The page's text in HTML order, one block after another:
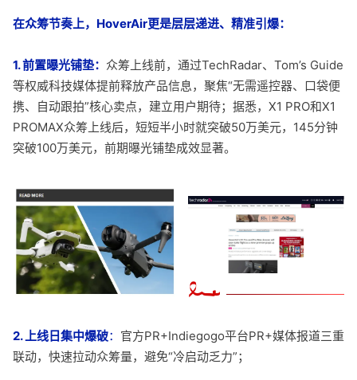
在众筹节奏上，HoverAir更是层层递进、精准引爆：
1. 前置曝光铺垫： 众筹上线前，通过TechRadar、Tom’s Guide
等权威科技媒体提前释放产品信息，聚焦“无需遥控器、口袋便
携、自动跟拍”核心卖点，建立用户期待；据悉，X1 PRO和X1
PROMAX众筹上线后，短短半小时就突破50万美元，145分钟
突破100万美元，前期曝光铺垫成效显著。
2. 上线日集中爆破： 官方PR+Indiegogo平台PR+媒体报道三重
联动，快速拉动众筹量，避免“冷启动乏力”；